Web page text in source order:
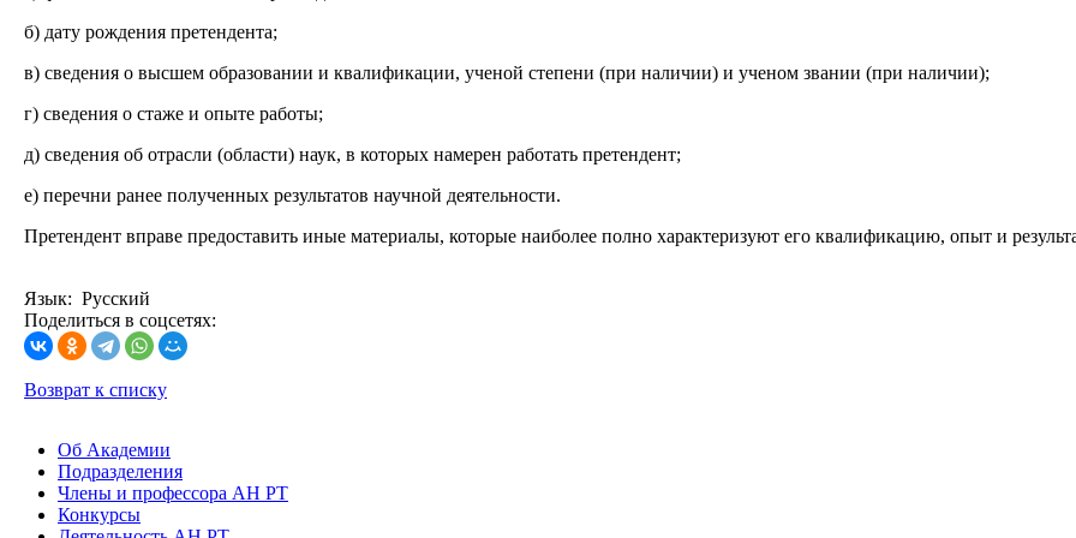
б) дату рождения претендента;
в) сведения о высшем образовании и квалификации, ученой степени (при наличии) и ученом звании (при наличии);
г) сведения о стаже и опыте работы;
д) сведения об отрасли (области) наук, в которых намерен работать претендент;
е) перечни ранее полученных результатов научной деятельности.
Претендент вправе предоставить иные материалы, которые наиболее полно характеризуют его квалификацию, опыт и
Язык: Русский
Поделиться в соцсетях:
Возврат к списку
Об Академии
Подразделения
Члены и профессора АН РТ
Конкурсы